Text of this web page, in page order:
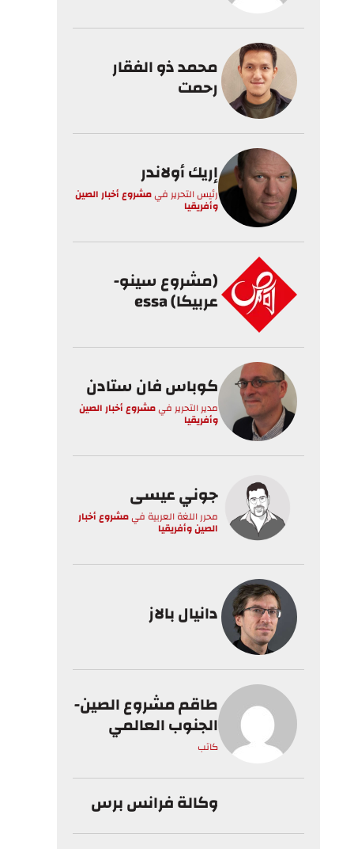
محمد ذو الفقار
رحمت
إريك أولاندر
رئيس التحرير فيمشروع أخبار الصين
وأفريقيا
(مشروع سينو-
عربيكا) essa
كوباس فان ستادن
مدير التحرير فيمشروع أخبار الصين
وأفريقيا
جوني عيسى
محرر اللغة العربية فيمشروع أخبار
الصين وأفريقيا
دانيال بالاز
طاقم مشروع الصين-
الجنوب العالمي
كاتب
وكالة فرانس برس